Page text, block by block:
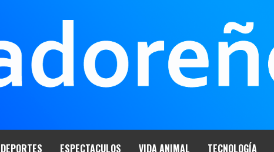
DEPORTES ESPECTACULOS VIDA ANIMAL TECNOLOGÍA